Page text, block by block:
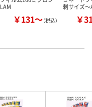
LAM
￥131～（税込）
刺サイズ
￥